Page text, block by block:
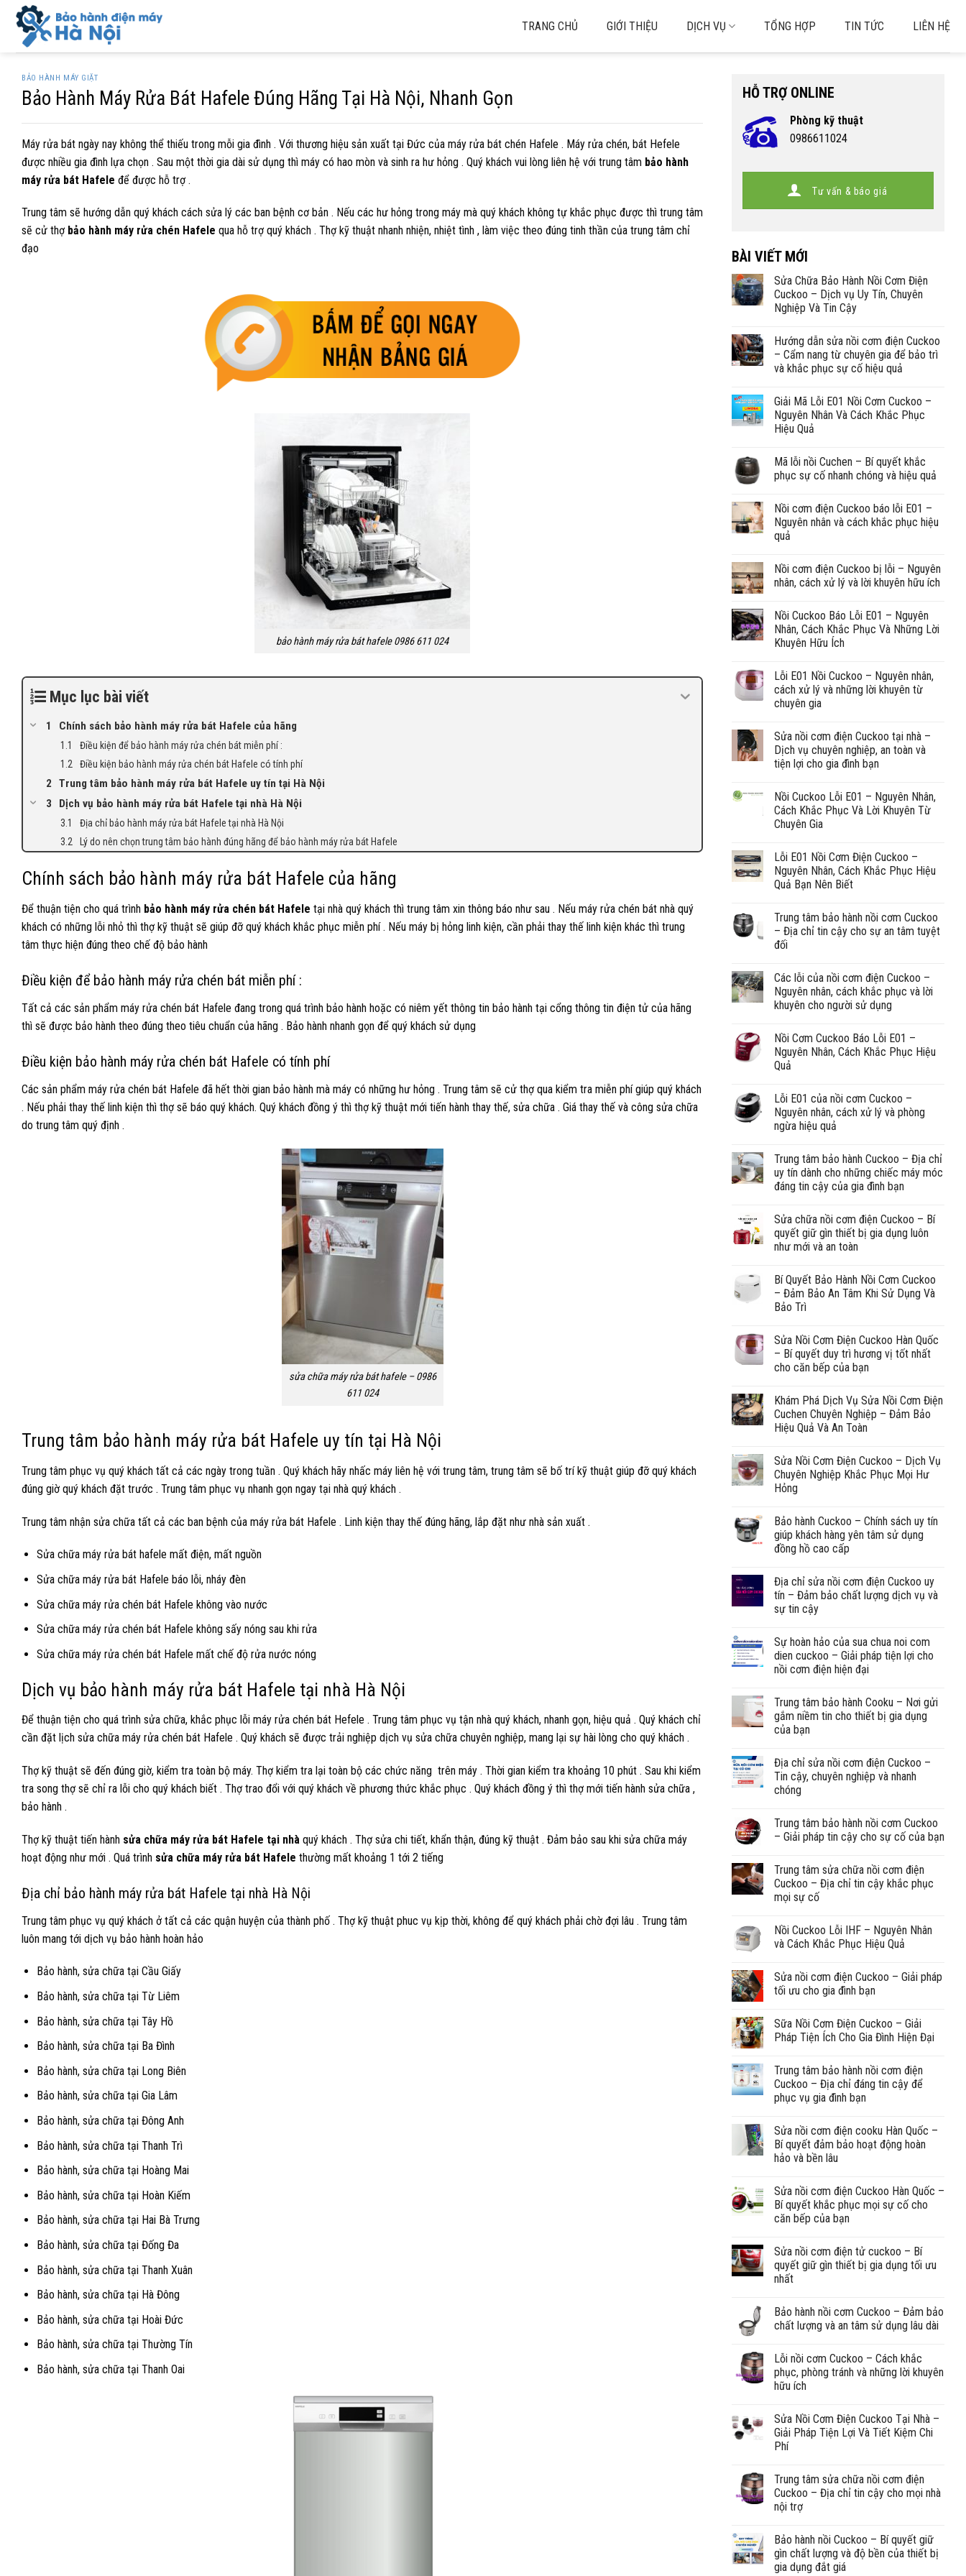
Skip
content
TRANG CHỦ GIỚI THIỆU DỊCH VỤ TỔNG HỢP TIN TỨC LIÊN HỆ
BẢO HÀNH MÁY GIẶT
Bảo Hành Máy Rửa Bát Hafele Đúng Hãng Tại Hà Nội, Nhanh Gọn
Máy rửa bát ngày nay không thể thiếu trong mỗi gia đình . Với thương hiệu sản xuất tại Đức của máy rửa bát chén Hafele . Máy rửa chén, bát Hefele
được nhiều gia đình lựa chọn . Sau một thời gia dài sử dụng thì máy có hao mòn và sinh ra hư hỏng . Quý khách vui lòng liên hệ với trung tâm bảo hành
máy rửa bát Hafele để được hỗ trợ .
Trung tâm sẽ hướng dẫn quý khách cách sửa lý các ban bệnh cơ bản . Nếu các hư hỏng trong máy mà quý khách không tự khắc phục được thì trung tâm
sẽ cử thợ bảo hành máy rửa chén Hafele qua hỗ trợ quý khách . Thợ kỹ thuật nhanh nhiện, nhiệt tình , làm việc theo đúng tinh thần của trung tâm chỉ
đạo
bảo hành máy rửa bát hafele 0986 611 024
Mục lục bài viết
Chính sách bảo hành máy rửa bát Hafele của hãng
Điều kiện để bảo hành máy rửa chén bát miễn phí :
Điều kiện bảo hành máy rửa chén bát Hafele có tính phí
Trung tâm bảo hành máy rửa bát Hafele uy tín tại Hà Nội
Dịch vụ bảo hành máy rửa bát Hafele tại nhà Hà Nội
Địa chỉ bảo hành máy rửa bát Hafele tại nhà Hà Nội
Lý do nên chọn trung tâm bảo hành đúng hãng để bảo hành máy rửa bát Hafele
Chính sách bảo hành máy rửa bát Hafele của hãng
Để thuận tiện cho quá trình bảo hành máy rửa chén bát Hafele tại nhà quý khách thì trung tâm xin thông báo như sau . Nếu máy rửa chén bát nhà quý
khách có những lỗi nhỏ thì thợ kỹ thuật sẽ giúp đỡ quý khách khắc phục miễn phí . Nếu máy bị hỏng linh kiện, cần phải thay thế linh kiện khác thì trung
tâm thực hiện đúng theo chế độ bảo hành
Điều kiện để bảo hành máy rửa chén bát miễn phí :
Tất cả các sản phẩm máy rửa chén bát Hafele đang trong quá trình bảo hành hoặc có niêm yết thông tin bảo hành tại cổng thông tin điện tử của hãng
thì sẽ được bảo hành theo đúng theo tiêu chuẩn của hãng . Bảo hành nhanh gọn để quý khách sử dụng
Điều kiện bảo hành máy rửa chén bát Hafele có tính phí
Các sản phẩm máy rửa chén bát Hafele đã hết thời gian bảo hành mà máy có những hư hỏng . Trung tâm sẽ cử thợ qua kiểm tra miễn phí giúp quý khách
. Nếu phải thay thế linh kiện thì thợ sẽ báo quý khách. Quý khách đồng ý thì thợ kỹ thuật mới tiến hành thay thế, sửa chữa . Giá thay thế và công sửa chữa
do trung tâm quý định .
sửa chữa máy rửa bát hafele – 0986
611 024
Trung tâm bảo hành máy rửa bát Hafele uy tín tại Hà Nội
Trung tâm phục vụ quý khách tất cả các ngày trong tuần . Quý khách hãy nhấc máy liên hệ với trung tâm, trung tâm sẽ bố trí kỹ thuật giúp đỡ quý khách
đúng giờ quý khách đặt trước . Trung tâm phục vụ nhanh gọn ngay tại nhà quý khách .
Trung tâm nhận sửa chữa tất cả các ban bệnh của máy rửa bát Hafele . Linh kiện thay thế đúng hãng, lắp đặt như nhà sản xuất .
Sửa chữa máy rửa bát hafele mất điện, mất nguồn
Sửa chữa máy rửa bát Hafele báo lỗi, nháy đèn
Sửa chữa máy rửa chén bát Hafele không vào nước
Sửa chữa máy rửa chén bát Hafele không sấy nóng sau khi rửa
Sửa chữa máy rửa chén bát Hafele mất chế độ rửa nước nóng
Dịch vụ bảo hành máy rửa bát Hafele tại nhà Hà Nội
Để thuận tiện cho quá trình sửa chữa, khắc phục lỗi máy rửa chén bát Hefele . Trung tâm phục vụ tận nhà quý khách, nhanh gọn, hiệu quả . Quý khách chỉ
cần đặt lịch sửa chữa máy rửa chén bát Hafele . Quý khách sẽ được trải nghiệp dịch vụ sửa chữa chuyên nghiệp, mang lại sự hài lòng cho quý khách .
Thợ kỹ thuật sẽ đến đúng giờ, kiểm tra toàn bộ máy. Thợ kiểm tra lại toàn bộ các chức năng trên máy . Thời gian kiểm tra khoảng 10 phút . Sau khi kiểm
tra song thợ sẽ chỉ ra lỗi cho quý khách biết . Thợ trao đổi với quý khách về phương thức khắc phục . Quý khách đồng ý thì thợ mới tiến hành sửa chữa ,
bảo hành .
Thợ kỹ thuật tiến hành sửa chữa máy rửa bát Hafele tại nhà quý khách . Thợ sửa chi tiết, khẩn thận, đúng kỹ thuật . Đảm bảo sau khi sửa chữa máy
hoạt động như mới . Quá trình sửa chữa máy rửa bát Hafele thường mất khoảng 1 tới 2 tiếng
Địa chỉ bảo hành máy rửa bát Hafele tại nhà Hà Nội
Trung tâm phục vụ quý khách ở tất cả các quận huyện của thành phố . Thợ kỹ thuật phuc vụ kịp thời, không để quý khách phải chờ đợi lâu . Trung tâm
luôn mang tới dịch vụ bảo hành hoàn hảo
Bảo hành, sửa chữa tại Cầu Giấy
Bảo hành, sửa chữa tại Từ Liêm
Bảo hành, sửa chữa tại Tây Hồ
Bảo hành, sửa chữa tại Ba Đình
Bảo hành, sửa chữa tại Long Biên
Bảo hành, sửa chữa tại Gia Lâm
Bảo hành, sửa chữa tại Đông Anh
Bảo hành, sửa chữa tại Thanh Trì
Bảo hành, sửa chữa tại Hoàng Mai
Bảo hành, sửa chữa tại Hoàn Kiếm
Bảo hành, sửa chữa tại Hai Bà Trưng
Bảo hành, sửa chữa tại Đống Đa
Bảo hành, sửa chữa tại Thanh Xuân
Bảo hành, sửa chữa tại Hà Đông
Bảo hành, sửa chữa tại Hoài Đức
Bảo hành, sửa chữa tại Thường Tín
Bảo hành, sửa chữa tại Thanh Oai
HỖ TRỢ ONLINE
Phòng kỹ thuật
0986611024
Tư vấn & báo giá
BÀI VIẾT MỚI
Sửa Chữa Bảo Hành Nồi Cơm Điện
Cuckoo – Dịch vụ Uy Tín, Chuyên
Nghiệp Và Tin Cậy
Hướng dẫn sửa nồi cơm điện Cuckoo
– Cẩm nang từ chuyên gia để bảo trì
và khắc phục sự cố hiệu quả
Giải Mã Lỗi E01 Nồi Cơm Cuckoo –
Nguyên Nhân Và Cách Khắc Phục
Hiệu Quả
Mã lỗi nồi Cuchen – Bí quyết khắc
phục sự cố nhanh chóng và hiệu quả
Nồi cơm điện Cuckoo báo lỗi E01 –
Nguyên nhân và cách khắc phục hiệu
quả
Nồi cơm điện Cuckoo bị lỗi – Nguyên
nhân, cách xử lý và lời khuyên hữu ích
Nồi Cuckoo Báo Lỗi E01 – Nguyên
Nhân, Cách Khắc Phục Và Những Lời
Khuyên Hữu Ích
Lỗi E01 Nồi Cuckoo – Nguyên nhân,
cách xử lý và những lời khuyên từ
chuyên gia
Sửa nồi cơm điện Cuckoo tại nhà –
Dịch vụ chuyên nghiệp, an toàn và
tiện lợi cho gia đình bạn
Nồi Cuckoo Lỗi E01 – Nguyên Nhân,
Cách Khắc Phục Và Lời Khuyên Từ
Chuyên Gia
Lỗi E01 Nồi Cơm Điện Cuckoo –
Nguyên Nhân, Cách Khắc Phục Hiệu
Quả Bạn Nên Biết
Trung tâm bảo hành nồi cơm Cuckoo
– Địa chỉ tin cậy cho sự an tâm tuyệt
đối
Các lỗi của nồi cơm điện Cuckoo –
Nguyên nhân, cách khắc phục và lời
khuyên cho người sử dụng
Nồi Cơm Cuckoo Báo Lỗi E01 –
Nguyên Nhân, Cách Khắc Phục Hiệu
Quả
Lỗi E01 của nồi cơm Cuckoo –
Nguyên nhân, cách xử lý và phòng
ngừa hiệu quả
Trung tâm bảo hành Cuckoo – Địa chỉ
uy tín dành cho những chiếc máy móc
đáng tin cậy của gia đình bạn
Sửa chữa nồi cơm điện Cuckoo – Bí
quyết giữ gìn thiết bị gia dụng luôn
như mới và an toàn
Bí Quyết Bảo Hành Nồi Cơm Cuckoo
– Đảm Bảo An Tâm Khi Sử Dụng Và
Bảo Trì
Sửa Nồi Cơm Điện Cuckoo Hàn Quốc
– Bí quyết duy trì hương vị tốt nhất
cho căn bếp của bạn
Khám Phá Dịch Vụ Sửa Nồi Cơm Điện
Cuchen Chuyên Nghiệp – Đảm Bảo
Hiệu Quả Và An Toàn
Sửa Nồi Cơm Điện Cuckoo – Dịch Vụ
Chuyên Nghiệp Khắc Phục Mọi Hư
Hỏng
Bảo hành Cuckoo – Chính sách uy tín
giúp khách hàng yên tâm sử dụng
đồng hồ cao cấp
Địa chỉ sửa nồi cơm điện Cuckoo uy
tín – Đảm bảo chất lượng dịch vụ và
sự tin cậy
Sự hoàn hảo của sua chua noi com
dien cuckoo – Giải pháp tiện lợi cho
nồi cơm điện hiện đại
Trung tâm bảo hành Cooku – Nơi gửi
gắm niềm tin cho thiết bị gia dụng
của bạn
Địa chỉ sửa nồi cơm điện Cuckoo –
Tin cậy, chuyên nghiệp và nhanh
chóng
Trung tâm bảo hành nồi cơm Cuckoo
– Giải pháp tin cậy cho sự cố của bạn
Trung tâm sửa chữa nồi cơm điện
Cuckoo – Địa chỉ tin cậy khắc phục
mọi sự cố
Nồi Cuckoo Lỗi IHF – Nguyên Nhân
và Cách Khắc Phục Hiệu Quả
Sửa nồi cơm điện Cuckoo – Giải pháp
tối ưu cho gia đình bạn
Sữa Nồi Cơm Điện Cuckoo – Giải
Pháp Tiện Ích Cho Gia Đình Hiện Đại
Trung tâm bảo hành nồi cơm điện
Cuckoo – Địa chỉ đáng tin cậy để
phục vụ gia đình bạn
Sửa nồi cơm điện cooku Hàn Quốc –
Bí quyết đảm bảo hoạt động hoàn
hảo và bền lâu
Sửa nồi cơm điện Cuckoo Hàn Quốc –
Bí quyết khắc phục mọi sự cố cho
căn bếp của bạn
Sửa nồi cơm điện tử cuckoo – Bí
quyết giữ gìn thiết bị gia dụng tối ưu
nhất
Bảo hành nồi cơm Cuckoo – Đảm bảo
chất lượng và an tâm sử dụng lâu dài
Lỗi nồi cơm Cuckoo – Cách khắc
phục, phòng tránh và những lời khuyên
hữu ích
Sửa Nồi Cơm Điện Cuckoo Tại Nhà –
Giải Pháp Tiện Lợi Và Tiết Kiệm Chi
Phí
Trung tâm sửa chữa nồi cơm điện
Cuckoo – Địa chỉ tin cậy cho mọi nhà
nội trợ
Bảo hành nồi Cuckoo – Bí quyết giữ
gìn chất lượng và độ bền của thiết bị
gia dụng đắt giá